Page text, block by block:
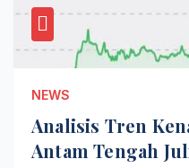
NEWS
Analisis Tren
Antam Tengah